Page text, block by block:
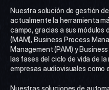
Nuestra solución de gestión de
actualmente la herramienta
campo, gracias a sus módulos
(MAM), Business Process
Management (PAM) y
las fases del ciclo de vida de
empresas audiovisuales como